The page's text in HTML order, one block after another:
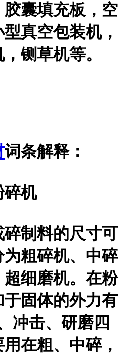
囊填充板，空
真空包装机，
铡草机等。
词条解释：
碎机
制料的尺寸可
粗碎机、中碎
细磨机。在粉
固体的外力有
冲击、研磨四
在粗、中碎，